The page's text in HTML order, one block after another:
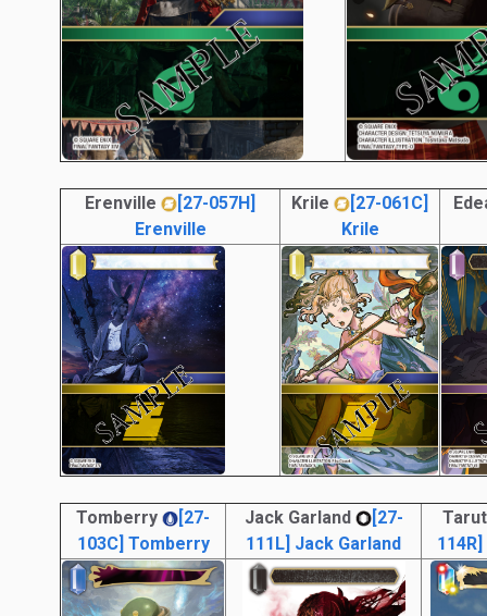
Erenville
[27-057H]
Erenville
Krile
[27-061C]
Krile
Tomberry
[27-
103C] Tomberry
Jack Garland
[27-
111L] Jack Garland